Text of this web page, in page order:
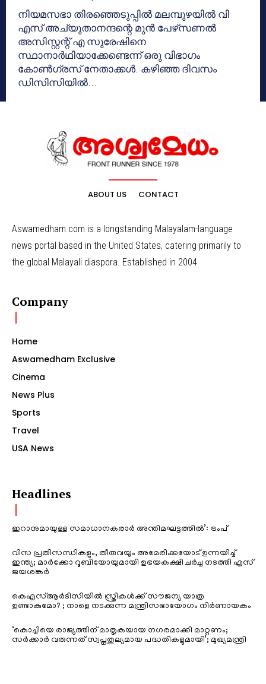
നിയമസഭാ തിരഞ്ഞെടുപ്പില്‍ മലമ്പുഴയില്‍ വി
എസ് അച്യുതാനന്ദന്റെ മുന്‍ പേഴ്‌സണല്‍
അസിസ്റ്റന്റ് എ സുരേഷിനെ
സ്ഥാനാര്‍ഥിയാക്കേണ്ടെന്ന് ഒരു വിഭാഗം
കോണ്‍ഗ്രസ് നേതാക്കള്‍. കഴിഞ്ഞ ദിവസം
ഡിസിസിയില്‍...
ABOUT US CONTACT
Aswamedham.com is a longstanding Malayalam-language
news portal based in the United States, catering primarily to
the global Malayali diaspora. Established in 2004
Company
Home
Aswamedham Exclusive
Cinema
News Plus
Sports
Travel
USA News
Headlines
ഇറാനുമായുള്ള സമാധാനകരാർ അന്തിമഘട്ടത്തിൽ‌’: ട്രംപ്
വിസ പ്രതിസന്ധികളും, തീരുവയും അമേരിക്കയോട് ഉന്നയിച്ച്
ഇന്ത്യ; മാർക്കോ റൂബിയോയുമായി ഉഭയകക്ഷി ചർച്ച നടത്തി എസ്
ജയശങ്കർ
കെഎസ്ആർടിസിയിൽ സ്ത്രീകൾക്ക് സൗജന്യ യാത്ര
ഉണ്ടാകുമോ? ; നാളെ നടക്കുന്ന മന്ത്രിസഭായോഗം നിർണായകം
‘കൊച്ചിയെ രാജ്യത്തിന് മാതൃകയായ നഗരമാക്കി മാറ്റണം;
സർക്കാർ വരുന്നത് സ്വപ്നതുല്യമായ പദ്ധതികളുമായി’; മുഖ്യമന്ത്രി